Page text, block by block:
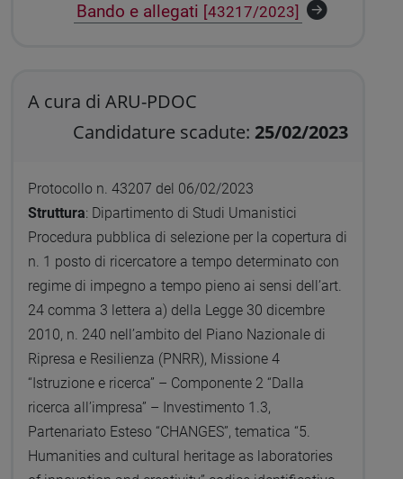
Bando e allegati [43217/2023]
A cura di ARU-PDOC
Candidature scadute: 25/02/2023
Protocollo n. 43207 del 06/02/2023
Struttura: Dipartimento di Studi Umanistici
Procedura pubblica di selezione per la copertura di
n. 1 posto di ricercatore a tempo determinato con
regime di impegno a tempo pieno ai sensi dell’art.
24 comma 3 lettera a) della Legge 30 dicembre
2010, n. 240 nell’ambito del Piano Nazionale di
Ripresa e Resilienza (PNRR), Missione 4
“Istruzione e ricerca” – Componente 2 “Dalla
ricerca all’impresa” – Investimento 1.3,
Partenariato Esteso “CHANGES”, tematica “5.
Humanities and cultural heritage as laboratories